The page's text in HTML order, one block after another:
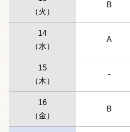
（火）
B
14
（水）
A
15
（木）
-
16
（金）
B